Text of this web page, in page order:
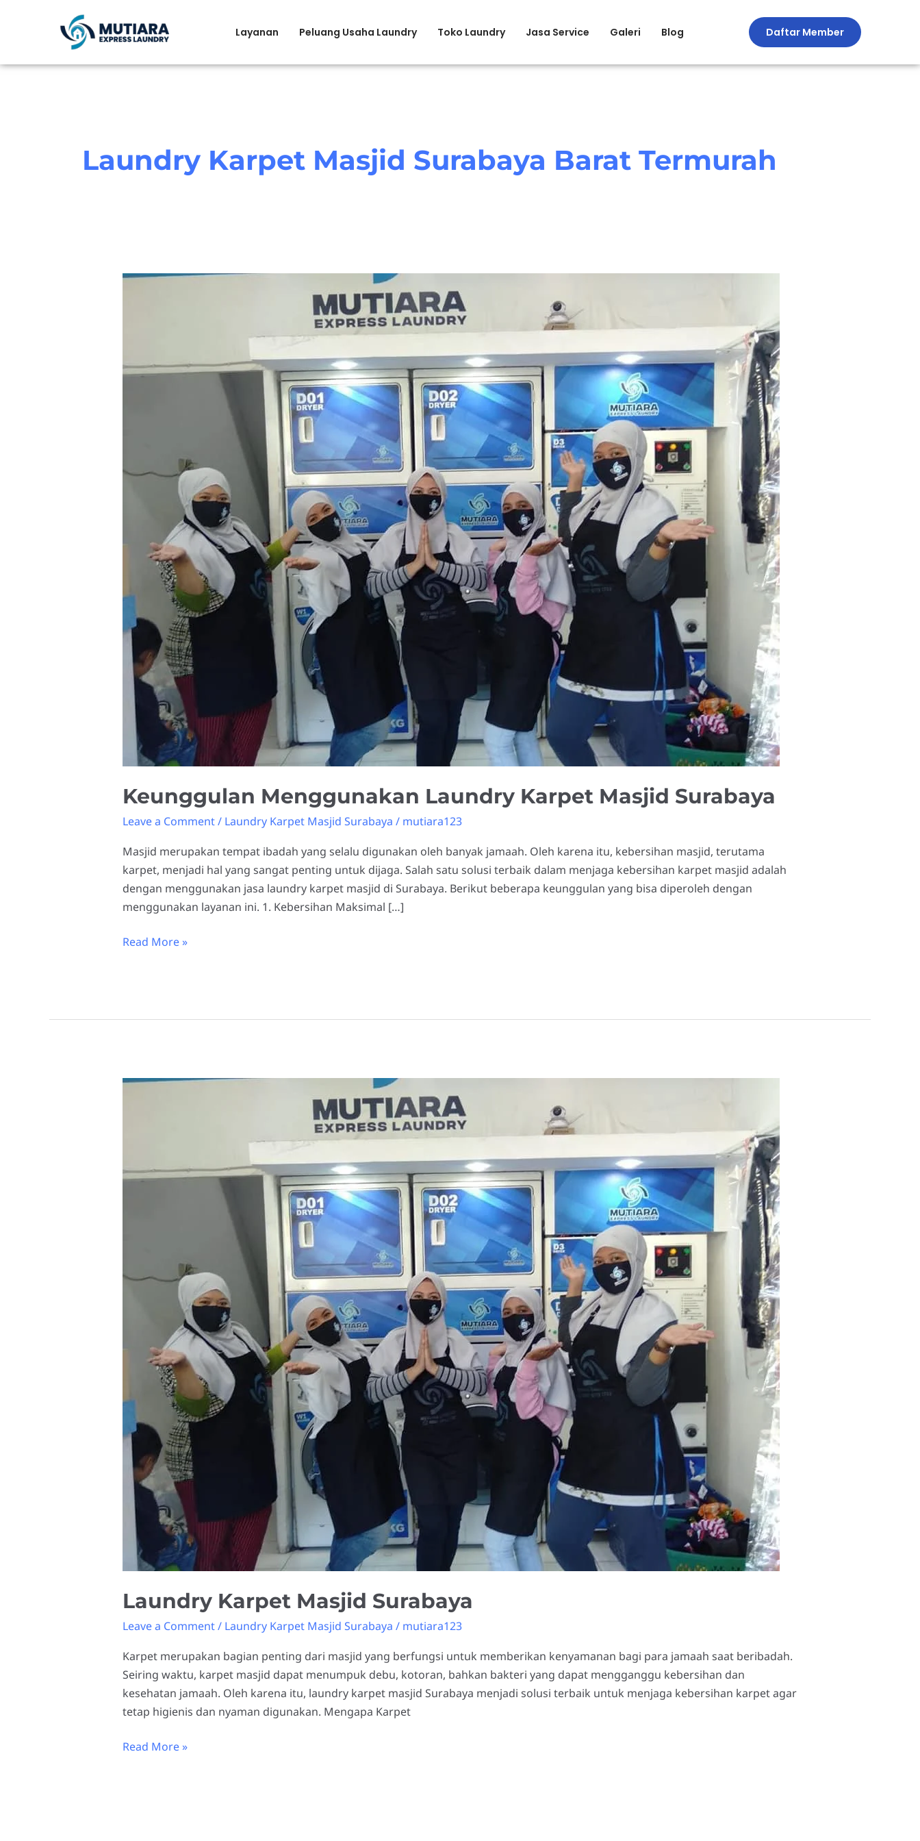
Layanan Peluang Usaha Laundry Toko Laundry Jasa Service Galeri Blog Daftar Member
Laundry Karpet Masjid Surabaya Barat Termurah
Keunggulan Menggunakan Laundry Karpet Masjid Surabaya
Leave a Comment/ Laundry Karpet Masjid Surabaya / mutiara123
Masjid merupakan tempat ibadah yang selalu digunakan oleh banyak jamaah. Oleh karena itu, kebersihan masjid, terutama
karpet, menjadi hal yang sangat penting untuk dijaga. Salah satu solusi terbaik dalam menjaga kebersihan karpet masjid adalah
dengan menggunakan jasa laundry karpet masjid di Surabaya. Berikut beberapa keunggulan yang bisa diperoleh dengan
menggunakan layanan ini. 1. Kebersihan Maksimal […]
Keunggulan
Surabaya
Read More »
Laundry Karpet Masjid Surabaya
Leave a Comment/ Laundry Karpet Masjid Surabaya / mutiara123
Karpet merupakan bagian penting dari masjid yang berfungsi untuk memberikan kenyamanan bagi para jamaah saat beribadah.
Seiring waktu, karpet masjid dapat menumpuk debu, kotoran, bahkan bakteri yang dapat mengganggu kebersihan dan
kesehatan jamaah. Oleh karena itu, laundry karpet masjid Surabaya menjadi solusi terbaik untuk menjaga kebersihan karpet agar
tetap higienis dan nyaman digunakan. Mengapa Karpet
Laundry
Read More »